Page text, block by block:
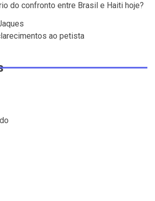
do confronto entre Brasil e Haiti hoje?
ao petista